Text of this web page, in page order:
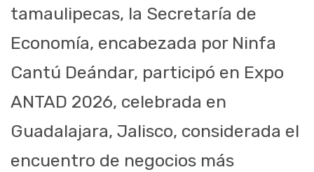
tamaulipecas, la Secretaría de
Economía, encabezada por Ninfa
Cantú Deándar, participó en Expo
ANTAD 2026, celebrada en
Guadalajara, Jalisco, considerada el
encuentro de negocios más